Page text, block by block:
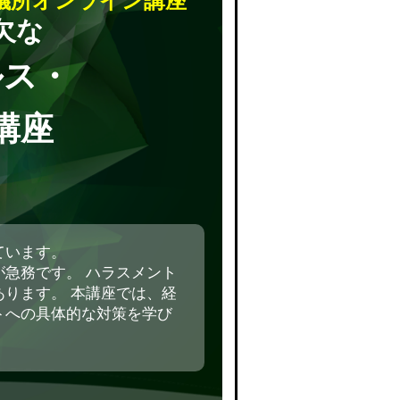
な
・
座
ます。
務です。 ハラスメント
ます。 本講座では、経
の具体的な対策を学び